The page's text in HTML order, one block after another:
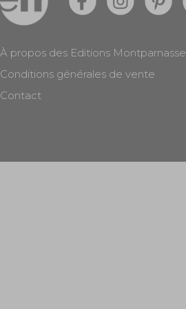
À propos des Editions Montparnasse
Conditions générales de vente
Contact